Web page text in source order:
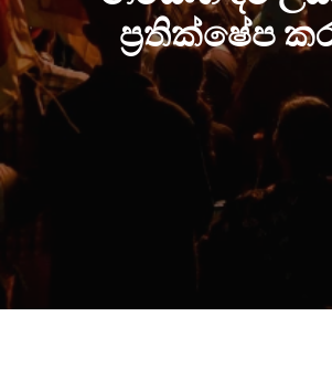
ප්‍රතික්ෂේප